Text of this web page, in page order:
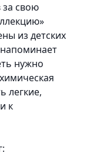
за свою
из детских
нужно
легкие,
к